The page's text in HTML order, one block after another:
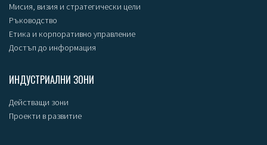
Мисия, визия и стратегически цели
Ръководство
Етика и корпоративно управление
Достъп до информация
ИНДУСТРИАЛНИ ЗОНИ
Действащи зони
Проекти в развитие